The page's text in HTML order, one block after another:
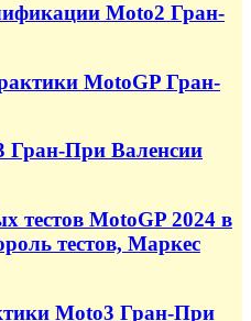
Moto2 Гран-
MotoGP Гран-
Гран-При Валенсии
тестов MotoGP 2024 в
тестов, Маркес
Moto3 Гран-При